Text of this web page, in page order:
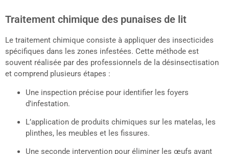
Traitement chimique des punaises de lit
Le traitement chimique consiste à appliquer des insecticides
spécifiques dans les zones infestées. Cette méthode est
souvent réalisée par des professionnels de la désinsectisation
et comprend plusieurs étapes :
Une inspection précise pour identifier les foyers
d’infestation.
L’application de produits chimiques sur les matelas, les
plinthes, les meubles et les fissures.
Une seconde intervention pour éliminer les œufs ayant